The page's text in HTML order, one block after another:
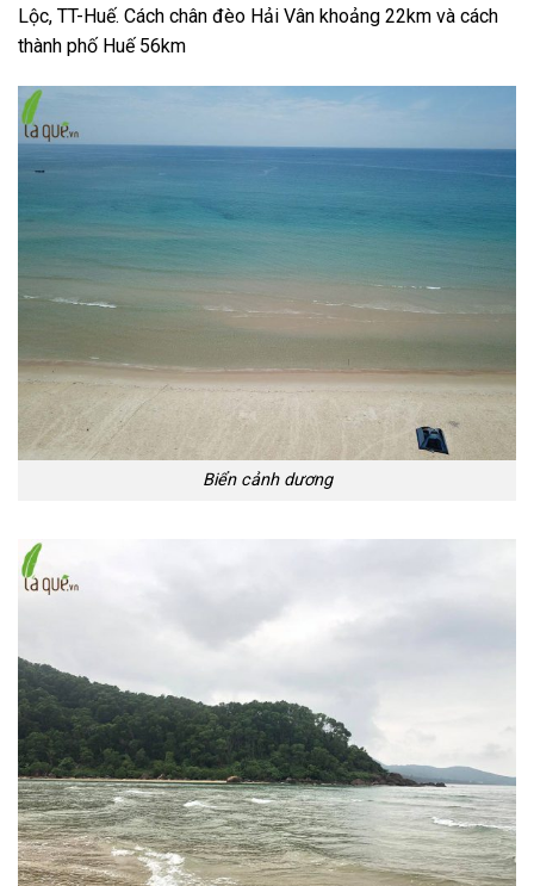
Lộc, TT-Huế. Cách chân đèo Hải Vân khoảng 22km và cách
thành phố Huế 56km
Biển cảnh dương